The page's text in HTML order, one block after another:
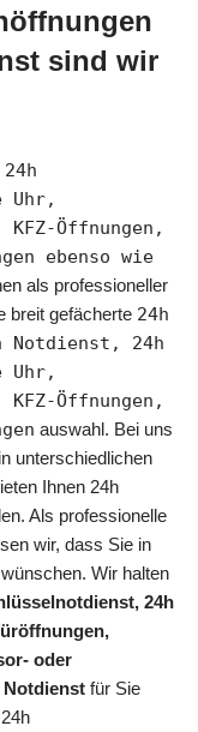
sind wir
Uhr,
Öffnungen,
ebenso wie
als professioneller
breit gefächerte 24h
Notdienst, 24h
Uhr,
Öffnungen,
auswahl. Bei uns
unterschiedlichen
Ihnen 24h
Als professionelle
wir, dass Sie in
Wir halten
24h
oder
Notdienst für Sie